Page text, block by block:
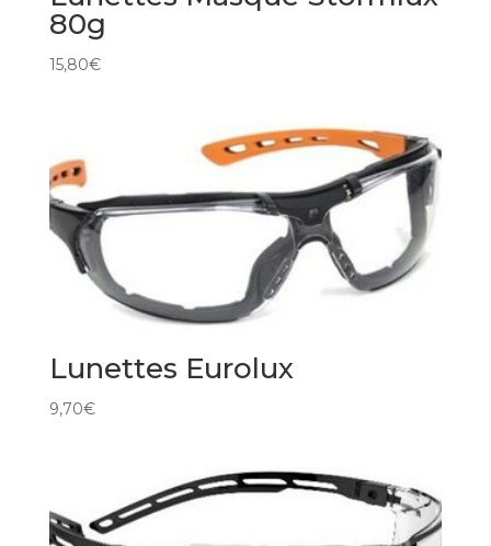
80g
15,80€
Lunettes Eurolux
9,70€